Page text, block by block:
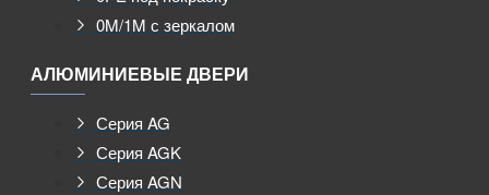
0M/1M с зеркалом
АЛЮМИНИЕВЫЕ ДВЕРИ
Серия AG
Серия AGK
Серия AGN